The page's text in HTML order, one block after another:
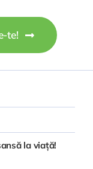
te!
la viață!